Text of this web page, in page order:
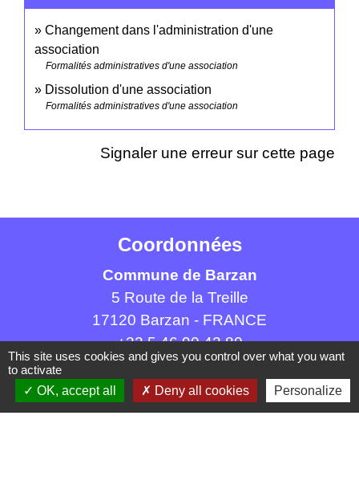
Changement dans l'administration d'une
association
Formalités administratives d'une association
Dissolution d'une association
Formalités administratives d'une association
Signaler une erreur sur cette page
Coordonnées
Commune de Barzan
5 Route de la Treille
17120 Barzan - FRANCE
+33 5 46 90 42 80
This site uses cookies and gives you control over what you want
to activate
OK, accept all
Deny all cookies Personalize